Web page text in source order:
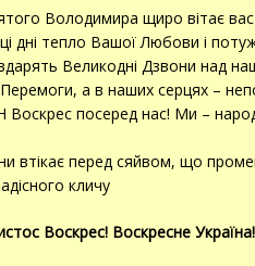
Володимира щиро вітає
дні тепло Вашої Любови і
Великодні Дзвони над
а в наших серцях –
Воскрес посеред нас! Ми –
втікає перед сяйвом, що
кличу
Воскрес! Воскресне Україна!